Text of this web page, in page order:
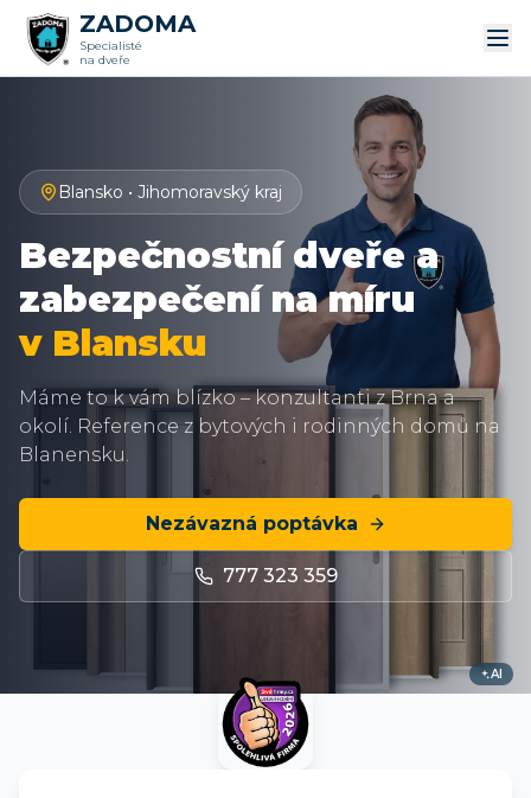
AI
ZADOMA
Specialisté
na dveře
Blansko • Jihomoravský kraj
Bezpečnostní dveře a
zabezpečení na míru
v Blansku
Máme to k vám blízko – konzultanti z Brna a
okolí. Reference z bytových i rodinných domů na
Blanensku.
Nezávazná poptávka
777 323 359